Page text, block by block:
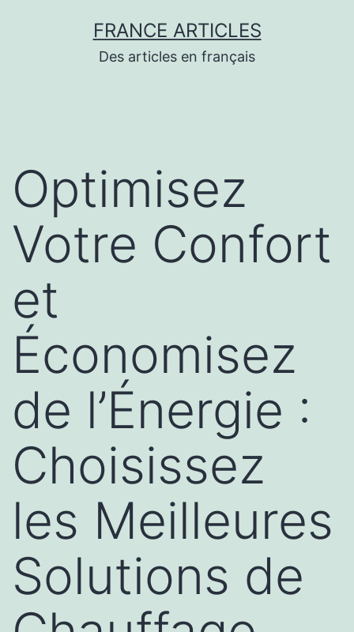
FRANCE ARTICLES
Des articles en français
Optimisez
Votre Confort
et
Économisez
de l’Énergie :
Choisissez
les Meilleures
Solutions de